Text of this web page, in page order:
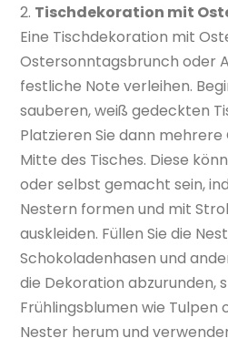
2. Tischdekoration mit
Eine Tischdekoration mit
Ostersonntagsbrunch oder
festliche Note verleihen.
sauberen, weiß gedeckten
Platzieren Sie dann
Mitte des Tisches. Diese
oder selbst gemacht sein,
Nestern formen und mit
auskleiden. Füllen Sie die
Schokoladenhasen und
die Dekoration abzurunden,
Frühlingsblumen wie Tulpen
Nester herum und